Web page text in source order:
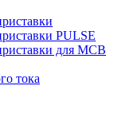
PULSE
для MCB
тока